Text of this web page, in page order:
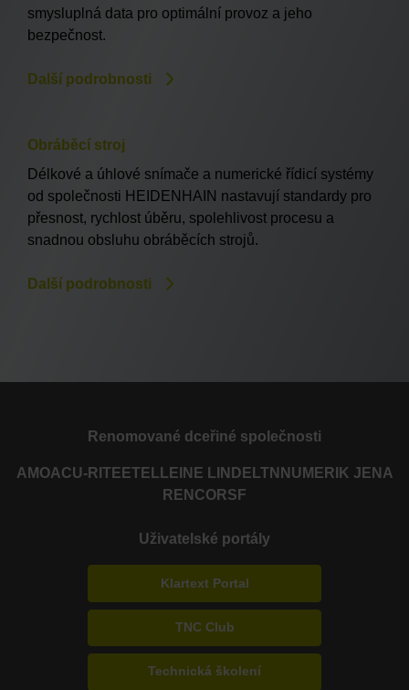
smysluplná data pro optimální provoz a jeho
bezpečnost.
Další podrobnosti
Obráběcí stroj
Délkové a úhlové snímače a numerické řídicí systémy
od společnosti HEIDENHAIN nastavují standardy pro
přesnost, rychlost úběru, spolehlivost procesu a
snadnou obsluhu obráběcích strojů.
Další podrobnosti
Renomované dceřiné společnosti
AMOACU-RITE ETEL LEINE LINDE LTN NUMERIK JENA
RENCORSF
Uživatelské portály
Klartext Portal
TNC Club
Technická školení